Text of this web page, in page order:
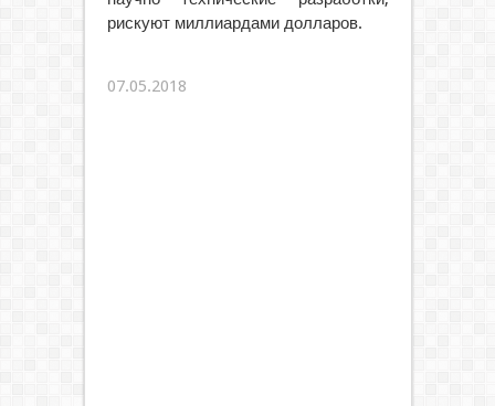
рискуют миллиардами долларов.
07.05.2018